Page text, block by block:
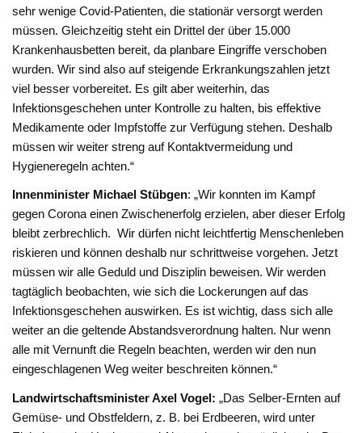
sehr wenige Covid-Patienten, die stationär versorgt werden
müssen. Gleichzeitig steht ein Drittel der über 15.000
Krankenhausbetten bereit, da planbare Eingriffe verschoben
wurden. Wir sind also auf steigende Erkrankungszahlen jetzt
viel besser vorbereitet. Es gilt aber weiterhin, das
Infektionsgeschehen unter Kontrolle zu halten, bis effektive
Medikamente oder Impfstoffe zur Verfügung stehen. Deshalb
müssen wir weiter streng auf Kontaktvermeidung und
Hygieneregeln achten.“
Innenminister Michael Stübgen: „Wir konnten im Kampf
gegen Corona einen Zwischenerfolg erzielen, aber dieser Erfolg
bleibt zerbrechlich. Wir dürfen nicht leichtfertig Menschenleben
riskieren und können deshalb nur schrittweise vorgehen. Jetzt
müssen wir alle Geduld und Disziplin beweisen. Wir werden
tagtäglich beobachten, wie sich die Lockerungen auf das
Infektionsgeschehen auswirken. Es ist wichtig, dass sich alle
weiter an die geltende Abstandsverordnung halten. Nur wenn
alle mit Vernunft die Regeln beachten, werden wir den nun
eingeschlagenen Weg weiter beschreiten können.“
Landwirtschaftsminister Axel Vogel:„Das Selber-Ernten auf
Gemüse- und Obstfeldern, z. B. bei Erdbeeren, wird unter